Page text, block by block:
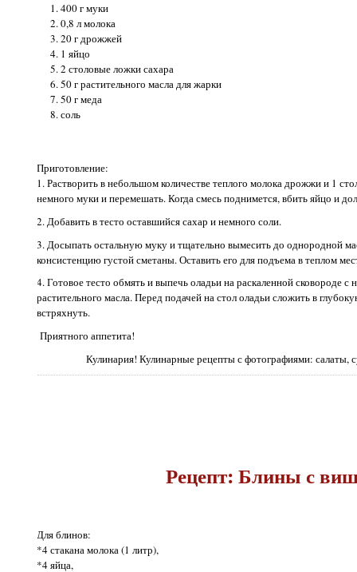
400 г муки
0,8 л молока
20 г дрожжей
1 яйцо
2 столовые ложки сахара
50 г растительного масла для жарки
50 г меда
соль
Приготовление:
1. Растворить в небольшом количестве теплого молока дрожжи и 1
немного муки и перемешать. Когда смесь поднимется, вбить яйцо и
2. Добавить в тесто оставшийся сахар и немного соли.
3. Досыпать остальную муку и тщательно вымесить до однородной
консистенцию густой сметаны. Оставить его для подъема в теплом
4. Готовое тесто обмять и выпечь оладьи на раскаленной сковороде
растительного масла. Перед подачей на стол оладьи сложить в
встряхнуть.
Приятного аппетита!
Кулинария! Кулинарные рецепты с фотографиями: салаты,
Рецепт: Блины с
Для блинов:
*4 стакана молока (1 литр),
*4 яйца,